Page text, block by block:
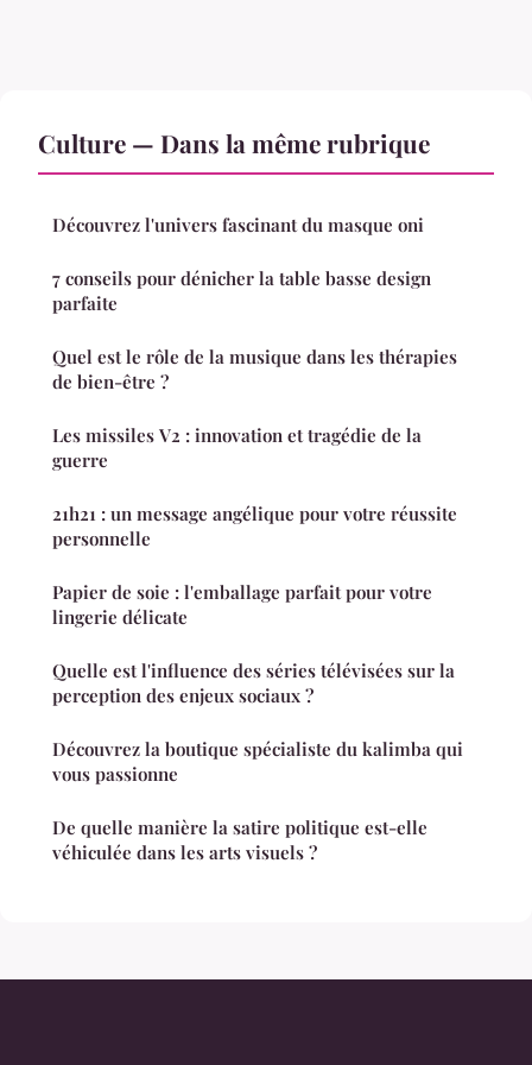
Culture — Dans la même rubrique
Découvrez l'univers fascinant du masque oni
7 conseils pour dénicher la table basse design
parfaite
Quel est le rôle de la musique dans les thérapies
de bien-être ?
Les missiles V2 : innovation et tragédie de la
guerre
21h21 : un message angélique pour votre réussite
personnelle
Papier de soie : l'emballage parfait pour votre
lingerie délicate
Quelle est l'influence des séries télévisées sur la
perception des enjeux sociaux ?
Découvrez la boutique spécialiste du kalimba qui
vous passionne
De quelle manière la satire politique est-elle
véhiculée dans les arts visuels ?